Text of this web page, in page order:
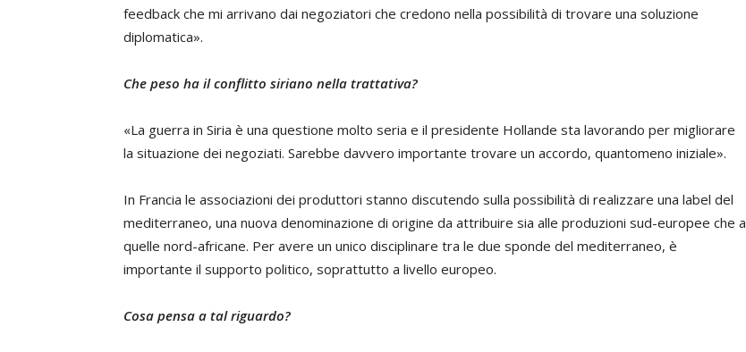
feedback che mi arrivano dai negoziatori che credono nella possibilità di trovare una soluzione
diplomatica».
Che peso ha il conflitto siriano nella trattativa?
«La guerra in Siria è una questione molto seria e il presidente Hollande sta lavorando per migliorare
la situazione dei negoziati. Sarebbe davvero importante trovare un accordo, quantomeno iniziale».
In Francia le associazioni dei produttori stanno discutendo sulla possibilità di realizzare una label del
mediterraneo, una nuova denominazione di origine da attribuire sia alle produzioni sud-europee che a
quelle nord-africane. Per avere un unico disciplinare tra le due sponde del mediterraneo, è
importante il supporto politico, soprattutto a livello europeo.
Cosa pensa a tal riguardo?